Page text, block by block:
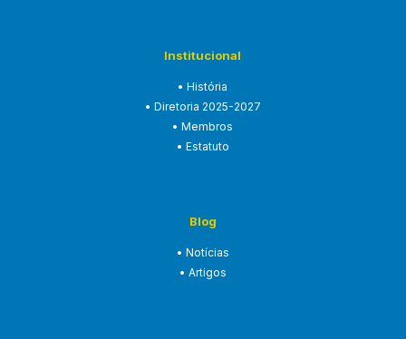
Institucional
• História
• Diretoria 2025-2027
• Membros
• Estatuto
Blog
• Notícias
• Artigos